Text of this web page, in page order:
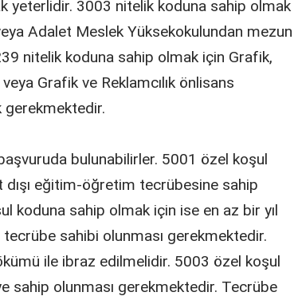
yeterlidir. 3003 nitelik koduna sahip olmak
Adalet Meslek Yüksekokulundan mezun
nitelik koduna sahip olmak için Grafik,
Grafik ve Reklamcılık önlisans
gerekmektedir.
bulunabilirler. 5001 özel koşul
dışı eğitim-öğretim tecrübesine sahip
koduna sahip olmak için ise en az bir yıl
sahibi olunması gerekmektedir.
ile ibraz edilmelidir. 5003 özel koşul
sahip olunması gerekmektedir. Tecrübe